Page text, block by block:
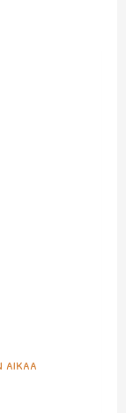
aikaa